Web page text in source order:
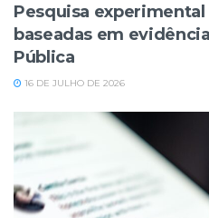
Pesquisa
baseadas em
Pública
16 DE JULHO DE 2026